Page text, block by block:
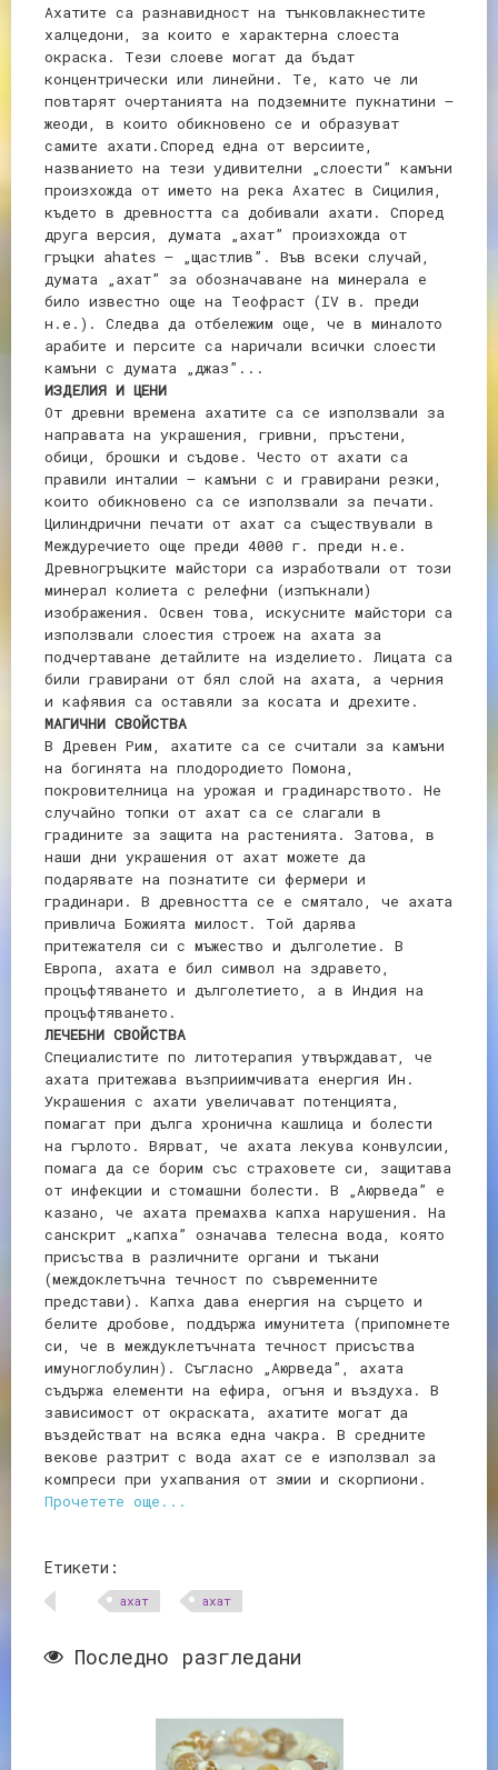
Ахатите са разнавидност на тънковлакнестите
халцедони, за които е характерна слоеста
окраска. Тези слоеве могат да бъдат
концентрически или линейни. Те, като че ли
повтарят очертанията на подземните пукнатини –
жеоди, в които обикновено се и образуват
самите ахати.Според една от версиите,
названието на тези удивителни „слоести” камъни
произхожда от името на река Ахатес в Сицилия,
където в древността са добивали ахати. Според
друга версия, думата „ахат” произхожда от
гръцки ahates – „щастлив”. Във всеки случай,
думата „ахат” за обозначаване на минерала е
било известно още на Теофраст (ІV в. преди
н.е.). Следва да отбележим още, че в миналото
арабите и персите са наричали всички слоести
камъни с думата „джаз”...
ИЗДЕЛИЯ И ЦЕНИ
От древни времена ахатите са се използвали за
направата на украшения, гривни, пръстени,
обици, брошки и съдове. Често от ахати са
правили инталии – камъни с и гравирани резки,
които обикновено са се използвали за печати.
Цилиндрични печати от ахат са съществували в
Междуречието още преди 4000 г. преди н.е.
Древногръцките майстори са изработвали от този
минерал колиета с релефни (изпъкнали)
изображения. Освен това, искусните майстори са
използвали слоестия строеж на ахата за
подчертаване детайлите на изделието. Лицата са
били гравирани от бял слой на ахата, а черния
и кафявия са оставяли за косата и дрехите.
МАГИЧНИ СВОЙСТВА
В Древен Рим, ахатите са се считали за камъни
на богинята на плодородието Помона,
покровителница на урожая и градинарството. Не
случайно топки от ахат са се слагали в
градините за защита на растенията. Затова, в
наши дни украшения от ахат можете да
подарявате на познатите си фермери и
градинари. В древността се е смятало, че ахата
привлича Божията милост. Той дарява
притежателя си с мъжество и дълголетие. В
Европа, ахата е бил символ на здравето,
процъфтяването и дълголетието, а в Индия на
процъфтяването.
ЛЕЧЕБНИ СВОЙСТВА
Специалистите по литотерапия утвърждават, че
ахата притежава възприимчивата енергия Ин.
Украшения с ахати увеличават потенцията,
помагат при дълга хронична кашлица и болести
на гърлото. Вярват, че ахата лекува конвулсии,
помага да се борим със страховете си, защитава
от инфекции и стомашни болести. В „Аюрведа” е
казано, че ахата премахва капха нарушения. На
санскрит „капха” означава телесна вода, която
присъства в различните органи и тъкани
(междоклетъчна течност по съвременните
представи). Капха дава енергия на сърцето и
белите дробове, поддържа имунитета (припомнете
си, че в междуклетъчната течност присъства
имуноглобулин). Съгласно „Аюрведа”, ахата
съдържа елементи на ефира, огъня и въздуха. В
зависимост от окраската, ахатите могат да
въздействат на всяка една чакра. В средните
векове разтрит с вода ахат се е използвал за
компреси при ухапвания от змии и скорпиони.
Прочетете още...
Етикети:
aхат ахат
Последно разгледани